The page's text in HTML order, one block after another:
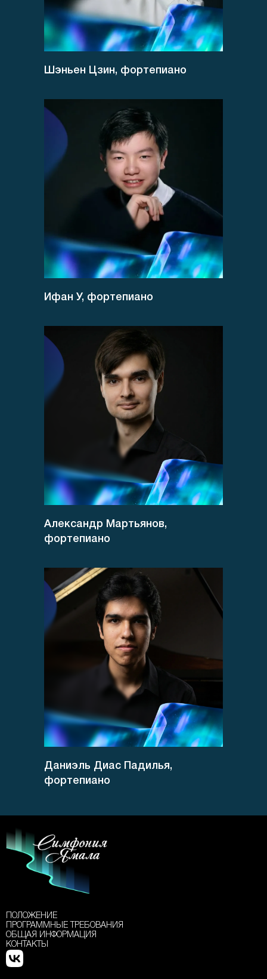
Шэньен Цзин, фортепиано
Ифан У, фортепиано
Александр Мартьянов,
фортепиано
Даниэль Диас Падилья,
фортепиано
ПОЛОЖЕНИЕ
ПРОГРАММНЫЕ ТРЕБОВАНИЯ
ОБЩАЯ ИНФОРМАЦИЯ
КОНТАКТЫ